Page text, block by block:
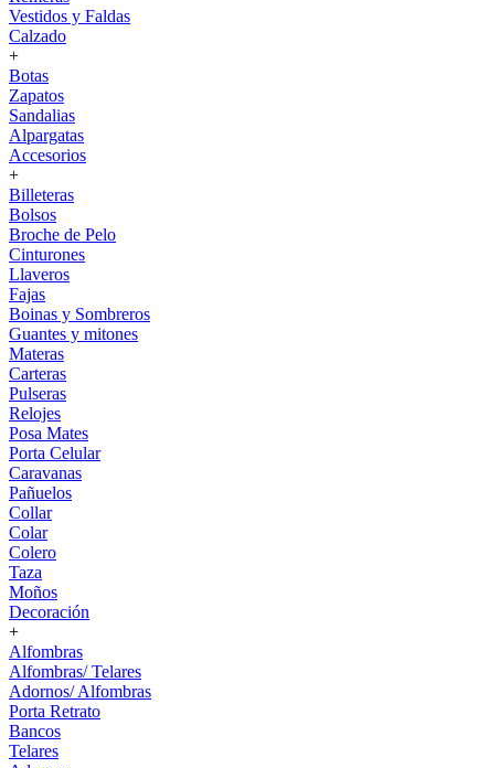
Vestidos y Faldas
Calzado
+
Botas
Zapatos
Sandalias
Alpargatas
Accesorios
+
Billeteras
Bolsos
Broche de Pelo
Cinturones
Llaveros
Fajas
Boinas y Sombreros
Guantes y mitones
Materas
Carteras
Pulseras
Relojes
Posa Mates
Porta Celular
Caravanas
Pañuelos
Collar
Colar
Colero
Taza
Moños
Decoración
+
Alfombras
Alfombras/ Telares
Adornos/ Alfombras
Porta Retrato
Bancos
Telares